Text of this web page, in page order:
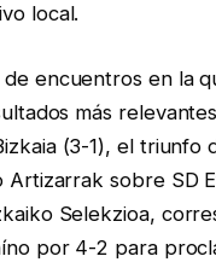
local.
encuentros en la
más
(3-1), el
sobre SD
Selekzioa,
por 4-2 para